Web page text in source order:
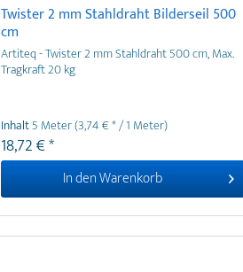
Twister 2 mm Stahldraht Bilderseil 500
cm
Artiteq - Twister 2 mm Stahldraht 500 cm, Max.
Tragkraft 20 kg
Inhalt5 Meter(3,74 € * / 1 Meter)
18,72 € *
In denWarenkorb